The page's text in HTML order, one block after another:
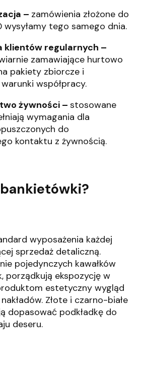
– zamówienia złożone do
wysyłamy tego samego dnia.
klientów regularnych –
zamawiające hurtowo
pakiety zbiorcze i
współpracy.
żywności – stosowane
wymagania dla
do
kontaktu z żywnością.
bankietówki?
wyposażenia każdej
sprzedaż detaliczną.
pojedynczych kawałków
porządkują ekspozycję w
estetyczny wygląd
Złote i czarno-białe
dopasować podkładkę do
deseru.